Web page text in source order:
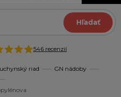
Hľadať
546 recenzií
riad
GN nádoby